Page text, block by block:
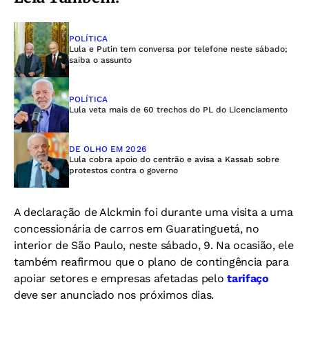
POLÍTICA
Lula e Putin tem conversa por telefone neste sábado;
saiba o assunto
POLÍTICA
Lula veta mais de 60 trechos do PL do Licenciamento
DE OLHO EM 2026
Lula cobra apoio do centrão e avisa a Kassab sobre
protestos contra o governo
A declaração de Alckmin foi durante uma visita a uma
concessionária de carros em Guaratinguetá, no
interior de São Paulo, neste sábado, 9. Na ocasião, ele
também reafirmou que o plano de contingência para
apoiar setores e empresas afetadas pelotarifaço
deve ser anunciado nos próximos dias.